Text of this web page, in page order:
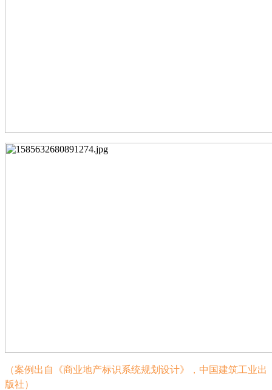
（案例出自《商业地产标识系统规划设计》，中国建筑工业出
版社）